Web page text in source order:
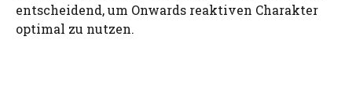
entscheidend, um Onwards reaktiven Charakter
optimal zu nutzen.